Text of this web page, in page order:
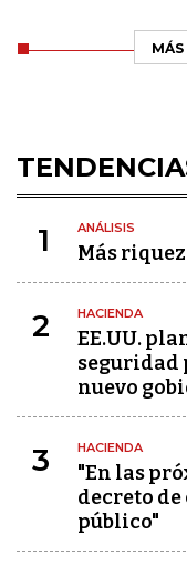
1 ANÁLISIS
Más
2 HACIENDA
EE.UU.
seguridad
nuevo
3 HACIENDA
"En las
decreto
público"